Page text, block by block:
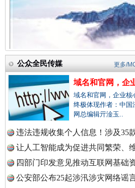
中国检
中国医
中国企
中国农
祁连巍巍树丰碑
一枚“钉子”竟然扎入要害部门
公众全民传媒
域名和官网，企
域名和官网，企业核
终极体现作者：中国
网总编辑亓淦玉..
违法违规收集个人信息！涉及35
让人工智能成为促进共同繁荣、
四部门印发意见推动互联网基础
公安部公布25起涉汛涉灾网络谣
更多/